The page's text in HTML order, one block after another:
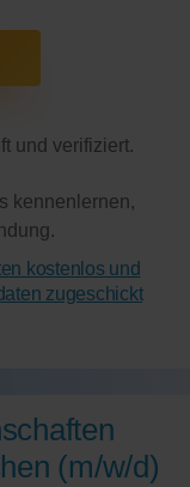
und verifiziert.
kennenlernen,
kostenlos und
zugeschickt
(m/w/d)